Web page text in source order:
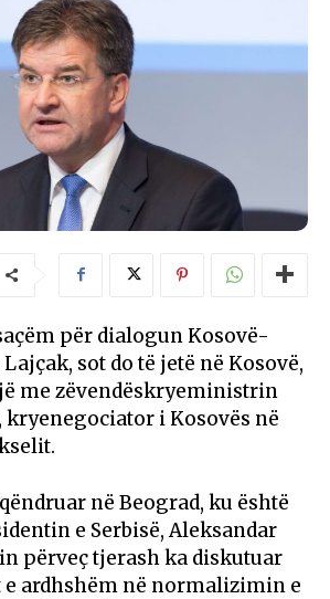
për dialogun Kosovë-
sot do të jetë në Kosovë,
me zëvendëskryeministrin
i Kosovës në
në Beograd, ku është
e Serbisë, Aleksandar
përveç tjerash ka diskutuar
e ardhshëm në normalizimin e